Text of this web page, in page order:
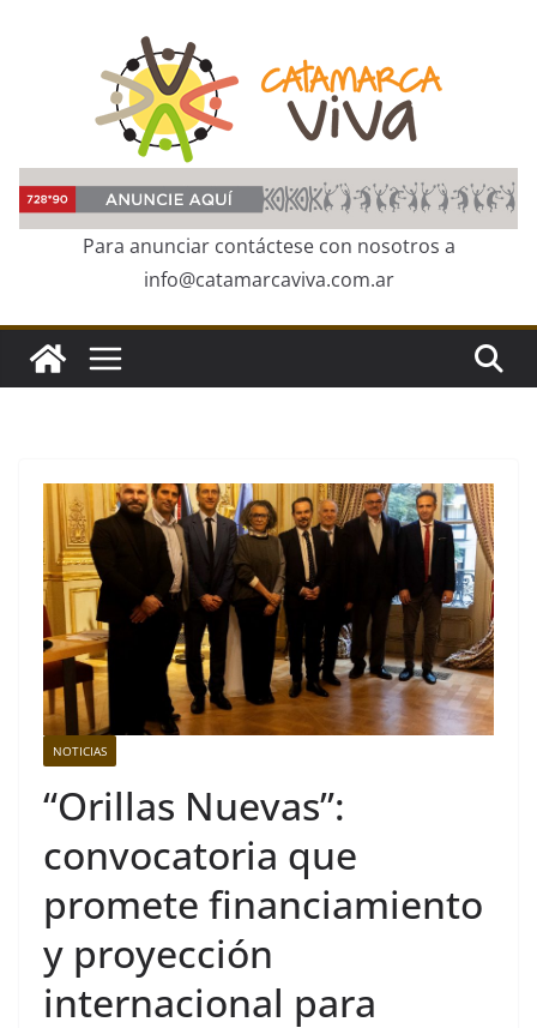
Para anunciar contáctese con nosotros a
info@catamarcaviva.com.ar
NOTICIAS
“Orillas Nuevas”:
convocatoria que
promete financiamiento
y proyección
internacional para